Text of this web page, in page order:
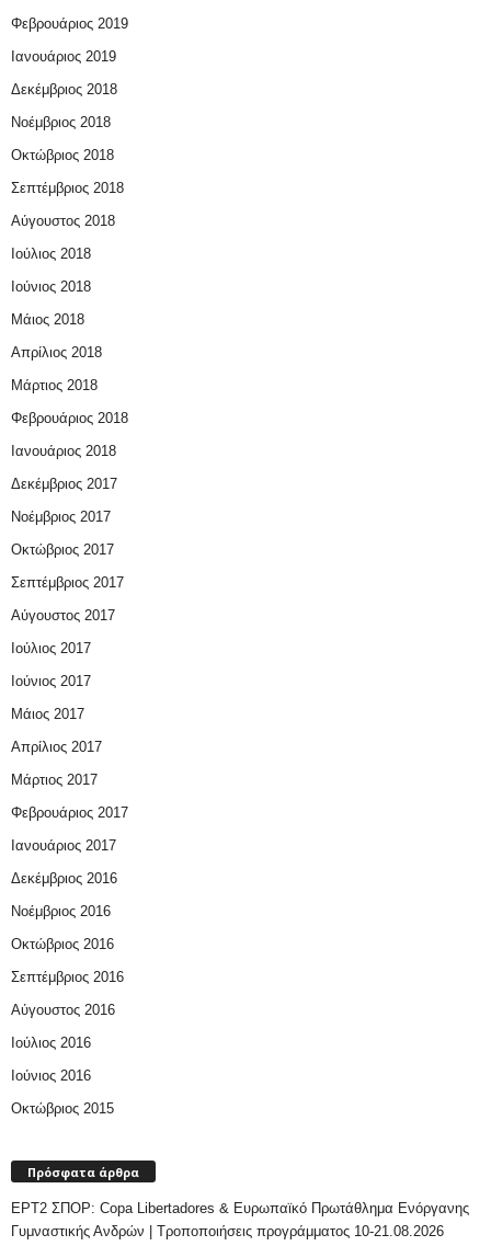
Φεβρουάριος 2019
Ιανουάριος 2019
Δεκέμβριος 2018
Νοέμβριος 2018
Οκτώβριος 2018
Σεπτέμβριος 2018
Αύγουστος 2018
Ιούλιος 2018
Ιούνιος 2018
Μάιος 2018
Απρίλιος 2018
Μάρτιος 2018
Φεβρουάριος 2018
Ιανουάριος 2018
Δεκέμβριος 2017
Νοέμβριος 2017
Οκτώβριος 2017
Σεπτέμβριος 2017
Αύγουστος 2017
Ιούλιος 2017
Ιούνιος 2017
Μάιος 2017
Απρίλιος 2017
Μάρτιος 2017
Φεβρουάριος 2017
Ιανουάριος 2017
Δεκέμβριος 2016
Νοέμβριος 2016
Οκτώβριος 2016
Σεπτέμβριος 2016
Αύγουστος 2016
Ιούλιος 2016
Ιούνιος 2016
Οκτώβριος 2015
Πρόσφατα άρθρα
ΕΡΤ2 ΣΠΟΡ: Copa Libertadores & Ευρωπαϊκό Πρωτάθλημα Ενόργανης
Γυμναστικής Ανδρών | Τροποποιήσεις προγράμματος 10-21.08.2026